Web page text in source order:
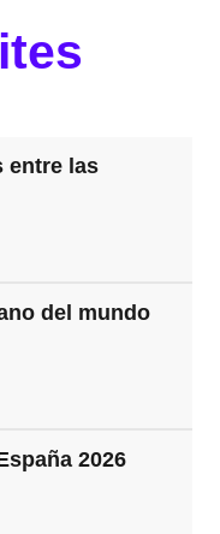
entre las
del mundo
2026